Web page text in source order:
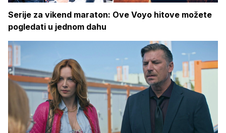
Serije za vikend maraton: Ove Voyo hitove možete
pogledati u jednom dahu